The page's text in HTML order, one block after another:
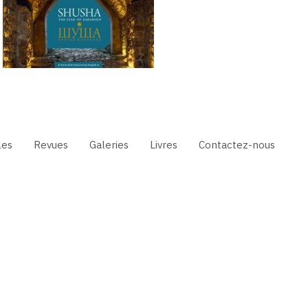
Revues Galeries Livres Contactez-nous